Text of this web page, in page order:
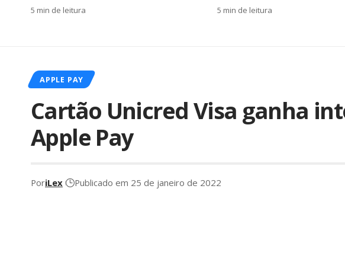
5 min de leitura 5 min de leitura
APPLE PAY
Cartão Unicred Visa ganha
Apple Pay
PoriLex Publicado em 25 de janeiro de 2022